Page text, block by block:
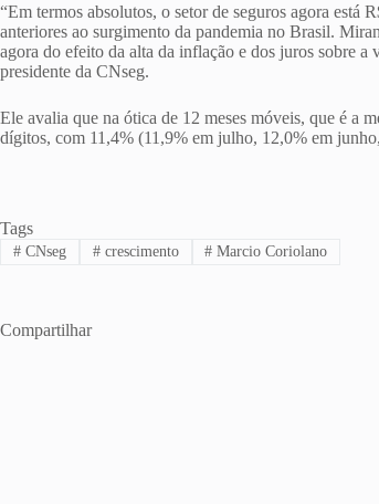
“Em termos absolutos, o setor de seguros agora está
anteriores ao surgimento da pandemia no Brasil.
agora do efeito da alta da inflação e dos juros sobre
presidente da CNseg.
Ele avalia que na ótica de 12 meses móveis, que é a
dígitos, com 11,4% (11,9% em julho, 12,0% em
Tags
#CNseg #crescimento # Marcio Coriolano
Compartilhar